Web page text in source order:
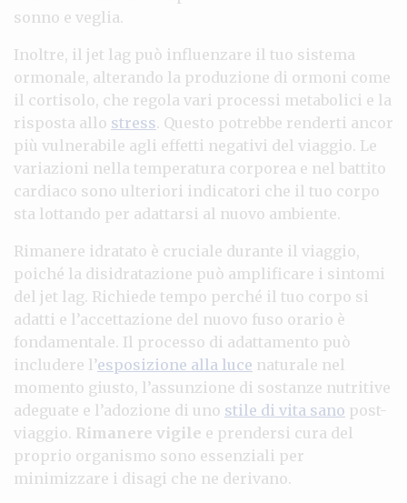
sonno e veglia.
Inoltre, il jet lag può influenzare il tuo sistema
ormonale, alterando la produzione di ormoni come
il cortisolo, che regola vari processi metabolici e la
risposta allo stress. Questo potrebbe renderti ancor
più vulnerabile agli effetti negativi del viaggio. Le
variazioni nella temperatura corporea e nel battito
cardiaco sono ulteriori indicatori che il tuo corpo
sta lottando per adattarsi al nuovo ambiente.
Rimanere idratato è cruciale durante il viaggio,
poiché la disidratazione può amplificare i sintomi
del jet lag. Richiede tempo perché il tuo corpo si
adatti e l’accettazione del nuovo fuso orario è
fondamentale. Il processo di adattamento può
includere l’esposizione alla luce naturale nel
momento giusto, l’assunzione di sostanze nutritive
adeguate e l’adozione di uno stile di vita sano post-
viaggio. Rimanere vigile e prendersi cura del
proprio organismo sono essenziali per
minimizzare i disagi che ne derivano.